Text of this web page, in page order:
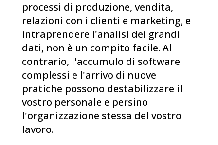
processi di produzione, vendita,
relazioni con i clienti e marketing, e
intraprendere l'analisi dei grandi
dati, non è un compito facile. Al
contrario, l'accumulo di software
complessi e l'arrivo di nuove
pratiche possono destabilizzare il
vostro personale e persino
l'organizzazione stessa del vostro
lavoro.